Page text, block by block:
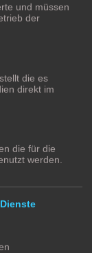
zu können. Die
dir, auf
kann registrierten
bitte unsere
bevor du dich
wenn du dich in
Zeiten sindUTC+02:00
und müssen
der
die es
direkt im
die für die
werden.